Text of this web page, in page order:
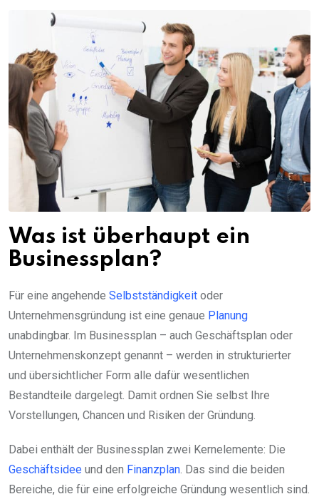
Was ist überhaupt ein
Businessplan?
Für eine angehende Selbstständigkeit oder
Unternehmensgründung ist eine genaue Planung
unabdingbar. Im Businessplan – auch Geschäftsplan oder
Unternehmenskonzept genannt – werden in strukturierter
und übersichtlicher Form alle dafür wesentlichen
Bestandteile dargelegt. Damit ordnen Sie selbst Ihre
Vorstellungen, Chancen und Risiken der Gründung.
Dabei enthält der Businessplan zwei Kernelemente: Die
Geschäftsidee und den Finanzplan. Das sind die beiden
Bereiche, die für eine erfolgreiche Gründung wesentlich sind.